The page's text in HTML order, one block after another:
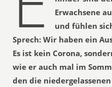
Erwachsene
und fühlen
Sprech: Wir haben ein
Es ist kein Corona,
wie er auch mal im
den die